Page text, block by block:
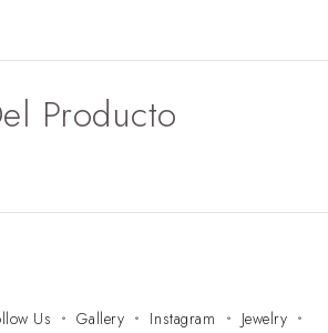
Producto
Us Gallery Instagram
Jewelry